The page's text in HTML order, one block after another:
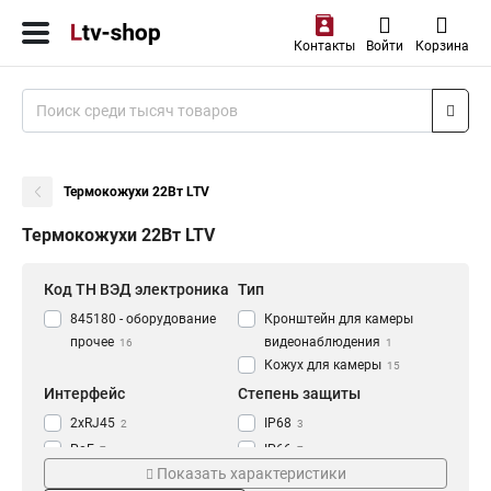
Контакты Войти Корзина
Термокожухи 22Вт LTV
Термокожухи 22Вт LTV
Код ТН ВЭД электроника
845180 - оборудование
прочее 16
Тип
Кронштейн для камеры
видеонаблюдения
1
Кожух для камеры 15
Интерфейс
2xRJ45 2
PoE 7
Степень защиты
IP68 3
IP66 7
Напряжение
Показать характеристики